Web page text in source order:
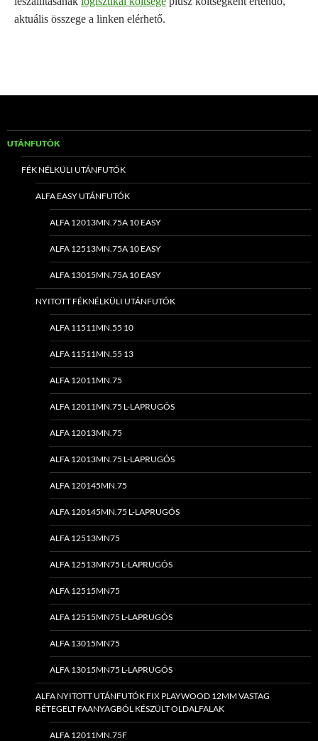
aktuális összege a linken elérhető.
UTÁNFUTÓK
FÉK NÉLKÜLI UTÁNFUTÓK
ALFA EASY UTÁNFUTÓK
ALFA 12013MN.75A 10 EASY
ALFA 12513MN.75A 10 EASY
ALFA 13015MN.75A 10 EASY
NYITOTT FÉKNÉLKÜLI UTÁNFUTÓK
ALFA 11511MN.55 10
ALFA 11511MN.55 13
ALFA 12011MN.75
ALFA 12011MN.75 L-LAPRUGÓS
ALFA 12013MN.75
ALFA 12013MN.75 L-LAPRUGÓS
ALFA 120145MN.75
ALFA 120145MN.75 L-LAPRUGÓS
ALFA 12513MN75
ALFA 12513MN75 L-LAPRUGÓS
ALFA 12515MN75
ALFA 12515MN75 L-LAPRUGÓS
ALFA 13015MN75
ALFA 13015MN75 L-LAPRUGÓS
ALFA NYITOTT UTÁNFUTÓK FIX PLAYWOOD 12MM VASTAG
RÉTEGELT FAANYAGBÓL KÉSZÜLT OLDALFALAK
ALFA 12011MN.75F